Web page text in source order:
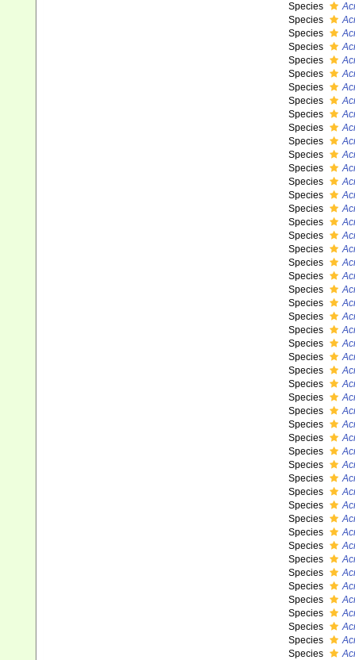
Species
Species
Species
Species
Species
Species
Species
Species
Species
Species
Species
Species
Species
Species
Species
Species
Species
Species
Species
Species
Species
Species
Species
Species
Species
Species
Species
Species
Species
Species
Species
Species
Species
Species
Species
Species
Species
Species
Species
Species
Species
Species
Species
Species
Species
Species
Species
Species
Species